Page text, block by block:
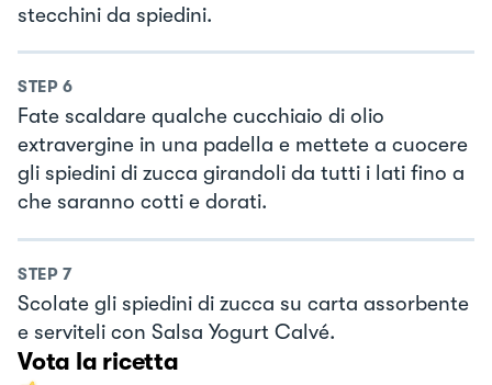
stecchini da spiedini.
STEP 6
Fate scaldare qualche cucchiaio di olio
extravergine in una padella e mettete a cuocere
gli spiedini di zucca girandoli da tutti i lati fino a
che saranno cotti e dorati.
STEP 7
Scolate gli spiedini di zucca su carta assorbente
e serviteli con Salsa Yogurt Calvé.
Vota la ricetta